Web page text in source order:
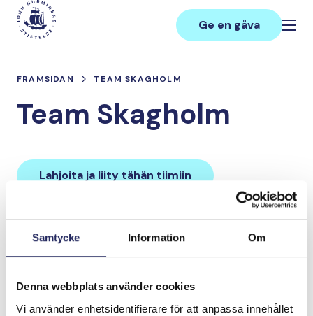
Samtycke Information Om
Denna webbplats använder cookies
Vi använder enhetsidentifierare för att anpassa innehållet
Hoppa
innehåll
Main
Ge en gåva
FRAMSIDAN TEAM SKAGHOLM
Team Skagholm
Lahjoita ja liity tähän tiimiin
Tiimin lahjoitukset yhteensä: